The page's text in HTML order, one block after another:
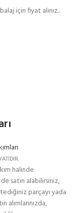
için fiyat alınız..
halinde
satın alabilirsiniz,
parçayı yada
alımlarınızda,